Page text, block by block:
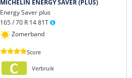
MICHELIN ENERGY SAVER (PLUS)
Energy Saver plus
165 / 70 R 14 81T
Zomerband
Score
Verbruik